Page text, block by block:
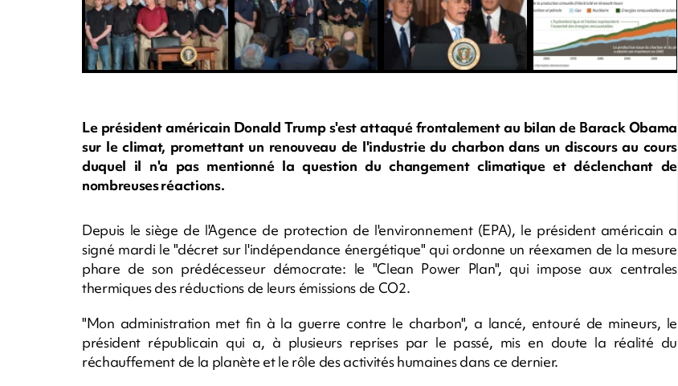
Le président américain Donald Trump s'est attaqué frontalement au bilan de Barack Obama
sur le climat, promettant un renouveau de l'industrie du charbon dans un discours au cours
duquel il n'a pas mentionné la question du changement climatique et déclenchant de
nombreuses réactions.
Depuis le siège de l'Agence de protection de l'environnement (EPA), le président américain a
signé mardi le "décret sur l'indépendance énergétique" qui ordonne un réexamen de la mesure
phare de son prédécesseur démocrate: le "Clean Power Plan", qui impose aux centrales
thermiques des réductions de leurs émissions de CO2.
"Mon administration met fin à la guerre contre le charbon", a lancé, entouré de mineurs, le
président républicain qui a, à plusieurs reprises par le passé, mis en doute la réalité du
réchauffement de la planète et le rôle des activités humaines dans ce dernier.